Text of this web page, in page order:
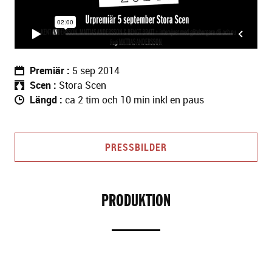
Premiär
5 sep 2014
Scen
Stora Scen
Längd ca 2 tim och 10 min inkl en paus
PRESSBILDER
PRODUKTION